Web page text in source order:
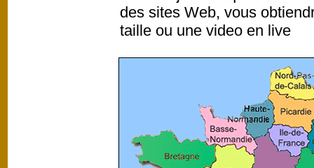
des sites Web, vous
taille ou une video en live